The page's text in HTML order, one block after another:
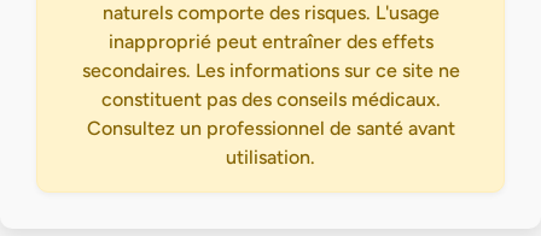
naturels comporte des risques. L'usage
inapproprié peut entraîner des effets
secondaires. Les informations sur ce site ne
constituent pas des conseils médicaux.
Consultez un professionnel de santé avant
utilisation.